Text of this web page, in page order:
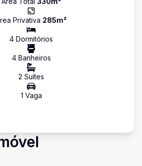
Privativa 285m²
4 Dormitórios
4Banheiros
2 Suítes
1 Vaga